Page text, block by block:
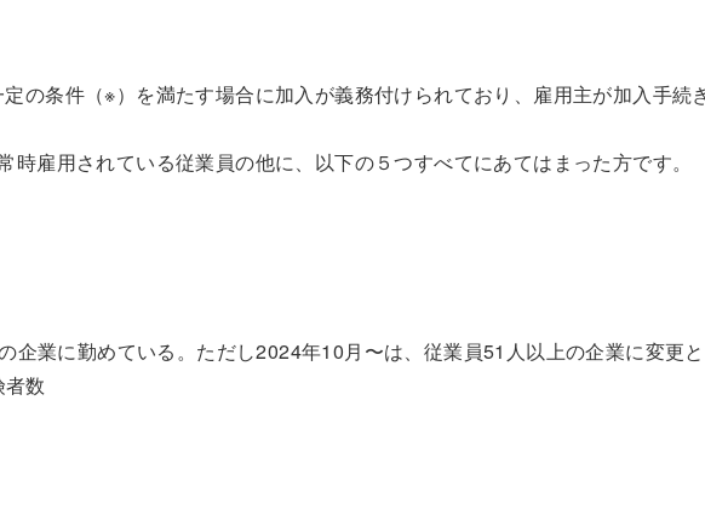
の条件（※）を満たす場合に加入が義務付けられており、雇用主が加入手続
雇用されている従業員の他に、以下の５つすべてにあてはまった方です。
企業に勤めている。ただし2024年10月〜は、従業員51人以上の企業に変更と
数